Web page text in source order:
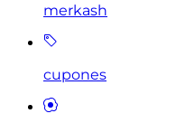
merkash
cupones